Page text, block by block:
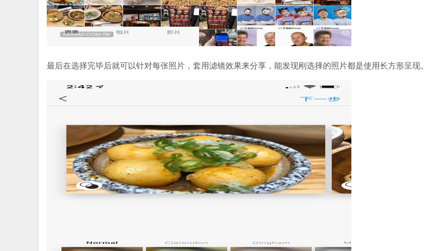
最后在选择完毕后就可以针对每张照片，套用滤镜效果来分享，能发现刚选择的照片都是使用长方形呈现。